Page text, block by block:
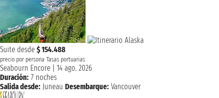
Suite desde $ 154.488
precio por persona Tasas portuarias
Seabourn Encore
14 ago. 2026
Duración: 7 noches
Salida desde: Juneau Desembarque: Vancouver